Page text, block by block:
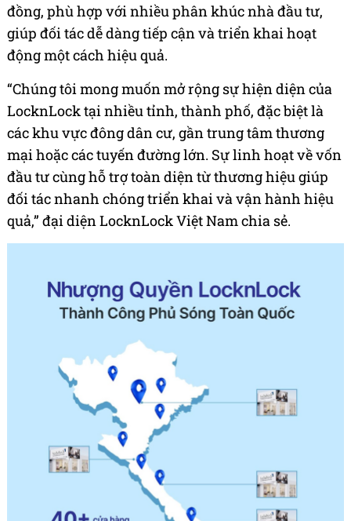
đồng, phù hợp với nhiều phân khúc nhà đầu tư,
giúp đối tác dễ dàng tiếp cận và triển khai hoạt
động một cách hiệu quả.
“Chúng tôi mong muốn mở rộng sự hiện diện của
LocknLock tại nhiều tỉnh, thành phố, đặc biệt là
các khu vực đông dân cư, gần trung tâm thương
mại hoặc các tuyến đường lớn. Sự linh hoạt về vốn
đầu tư cùng hỗ trợ toàn diện từ thương hiệu giúp
đối tác nhanh chóng triển khai và vận hành hiệu
quả,” đại diện LocknLock Việt Nam chia sẻ.